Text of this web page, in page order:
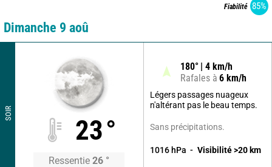
Fiabilité 85%
Dimanche 9 aoû
SOIR
23°
Ressentie 26 °
180° 4 km/h
Rafales à 6 km/h
Légers passages nuageux
n'altérant pas le beau temps.
Sans précipitations.
1016 hPa Visibilité >20 km